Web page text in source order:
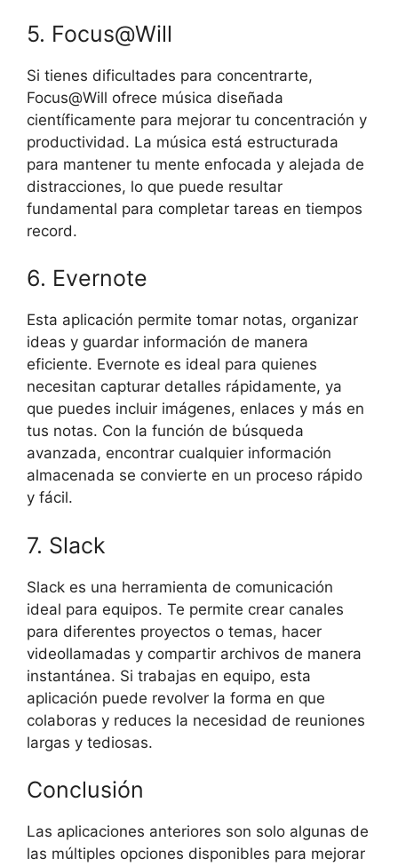
5. Focus@Will
Si tienes dificultades para concentrarte,
Focus@Will ofrece música diseñada
científicamente para mejorar tu concentración y
productividad. La música está estructurada
para mantener tu mente enfocada y alejada de
distracciones, lo que puede resultar
fundamental para completar tareas en tiempos
record.
6. Evernote
Esta aplicación permite tomar notas, organizar
ideas y guardar información de manera
eficiente. Evernote es ideal para quienes
necesitan capturar detalles rápidamente, ya
que puedes incluir imágenes, enlaces y más en
tus notas. Con la función de búsqueda
avanzada, encontrar cualquier información
almacenada se convierte en un proceso rápido
y fácil.
7. Slack
Slack es una herramienta de comunicación
ideal para equipos. Te permite crear canales
para diferentes proyectos o temas, hacer
videollamadas y compartir archivos de manera
instantánea. Si trabajas en equipo, esta
aplicación puede revolver la forma en que
colaboras y reduces la necesidad de reuniones
largas y tediosas.
Conclusión
Las aplicaciones anteriores son solo algunas de
las múltiples opciones disponibles para mejorar